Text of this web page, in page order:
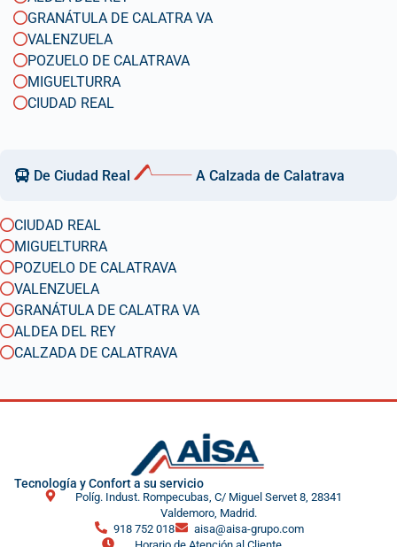
GRANÁTULA DE CALATRA VA
VALENZUELA
POZUELO DE CALATRAVA
MIGUELTURRA
CIUDAD REAL
De Ciudad Real A Calzada de Calatrava
CIUDAD REAL
MIGUELTURRA
POZUELO DE CALATRAVA
VALENZUELA
GRANÁTULA DE CALATRA VA
ALDEA DEL REY
CALZADA DE CALATRAVA
Tecnología y Confort a su servicio
Políg. Indust. Rompecubas, C/ Miguel Servet 8, 28341
Valdemoro, Madrid.
918 752 018
aisa@aisa-grupo.com